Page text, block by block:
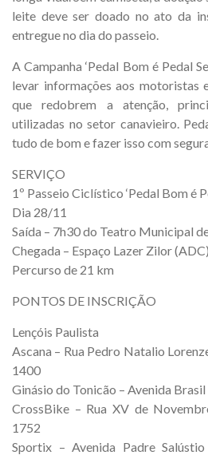
leite deve ser doado no ato da
entregue no dia do passeio.
A Campanha ‘Pedal Bom é Pedal
levar informações aos motoristas
que redobrem a atenção,
utilizadas no setor canavieiro.
tudo de bom e fazer isso com
SERVIÇO
1º Passeio Ciclístico ‘Pedal Bom é
Dia 28/11
Saída – 7h30 do Teatro Municipal
Chegada – Espaço Lazer Zilor (ADC)
Percurso de 21 km
PONTOS DE INSCRIÇÃO
Lençóis Paulista
Ascana – Rua Pedro Natalio
1400
Ginásio do Tonicão – Avenida
CrossBike – Rua XV de
1752
Sportix – Avenida Padre